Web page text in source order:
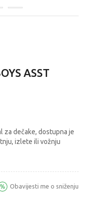
ASST
za dečake, dostupna je
izlete ili vožnju
Obavijesti me o sniženju